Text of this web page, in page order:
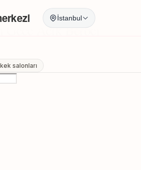
İstanbul
Gece Acik Berber
Gece Acik Berber
salonları